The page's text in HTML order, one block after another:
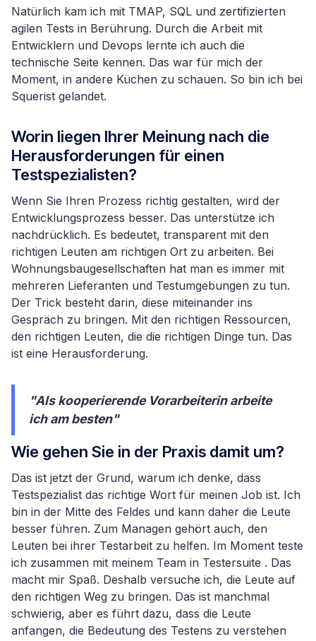
Natürlich kam ich mit TMAP, SQL und zertifizierten
agilen Tests in Berührung. Durch die Arbeit mit
Entwicklern und Devops lernte ich auch die
technische Seite kennen. Das war für mich der
Moment, in andere Küchen zu schauen. So bin ich bei
Squerist gelandet.
Worin liegen Ihrer Meinung nach die
Herausforderungen für einen
Testspezialisten?
Wenn Sie Ihren Prozess richtig gestalten, wird der
Entwicklungsprozess besser. Das unterstütze ich
nachdrücklich. Es bedeutet, transparent mit den
richtigen Leuten am richtigen Ort zu arbeiten. Bei
Wohnungsbaugesellschaften hat man es immer mit
mehreren Lieferanten und Testumgebungen zu tun.
Der Trick besteht darin, diese miteinander ins
Gespräch zu bringen. Mit den richtigen Ressourcen,
den richtigen Leuten, die die richtigen Dinge tun. Das
ist eine Herausforderung.
"Als kooperierende Vorarbeiterin arbeite
ich am besten"
Wie gehen Sie in der Praxis damit um?
Das ist jetzt der Grund, warum ich denke, dass
Testspezialist das richtige Wort für meinen Job ist. Ich
bin in der Mitte des Feldes und kann daher die Leute
besser führen. Zum Managen gehört auch, den
Leuten bei ihrer Testarbeit zu helfen. Im Moment teste
ich zusammen mit meinem Team in Testersuite . Das
macht mir Spaß. Deshalb versuche ich, die Leute auf
den richtigen Weg zu bringen. Das ist manchmal
schwierig, aber es führt dazu, dass die Leute
anfangen, die Bedeutung des Testens zu verstehen